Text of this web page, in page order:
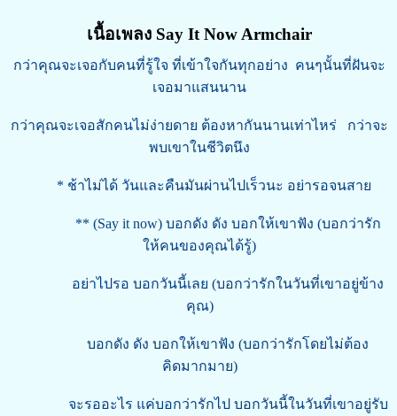
เนื้อเพลง Say It Now Armchair
กว่าคุณจะเจอกับคนที่รู้ใจ ที่เข้าใจกันทุกอย่าง คนๆนั้นที่ฝันจะ
เจอมาแสนนาน
กว่าคุณจะเจอสักคนไม่ง่ายดาย ต้องหากันนานเท่าไหร่ กว่าจะ
พบเขาในชีวิตนึง
* ช้าไม่ได้ วันและคืนมันผ่านไปเร็วนะ อย่ารอจนสาย
** (Say it now) บอกดัง ดัง บอกให้เขาฟัง (บอกว่ารัก
ให้คนของคุณได้รู้)
อย่าไปรอ บอกวันนี้เลย (บอกว่ารักในวันที่เขาอยู่ข้าง
คุณ)
บอกดัง ดัง บอกให้เขาฟัง (บอกว่ารักโดยไม่ต้อง
คิดมากมาย)
จะรออะไร แค่บอกว่ารักไป บอกวันนี้ในวันที่เขาอยู่รับ